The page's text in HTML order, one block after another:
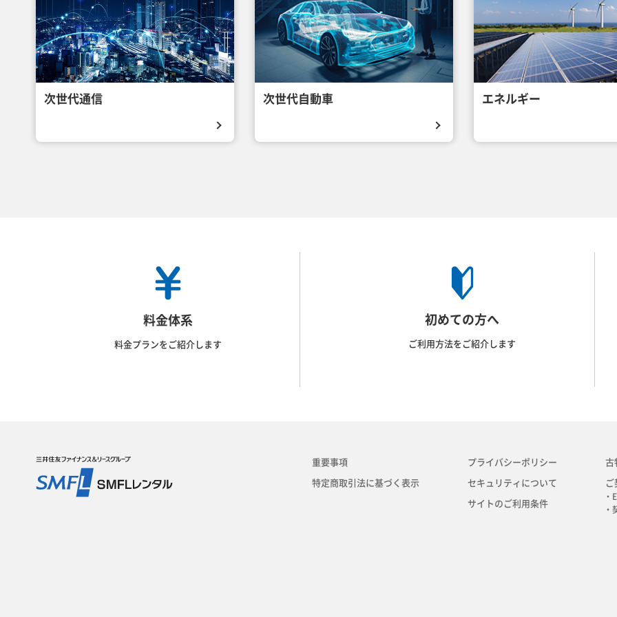
次世代通信 次世代自動車 エネルギー
料金体系
料金プランをご紹介します
初めての方へ
ご利用方法をご紹介します
重要事項
特定商取引法に基づく表示
プライバシーポリシー
セキュリティについて
サイトのご利用条件
古
ご
・
・